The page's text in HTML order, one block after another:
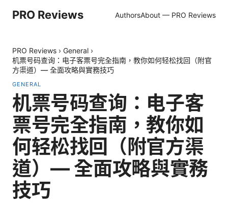
PRO Reviews AuthorsAbout — PRO Reviews
PRO Reviews › General ›
机票号码查询：电子客票号完全指南，教你如何轻松找回（附官
方渠道）— 全面攻略與實務技巧
GENERAL
机票号码查询：电子客
票号完全指南，教你如
何轻松找回（附官方渠
道）— 全面攻略與實務
技巧